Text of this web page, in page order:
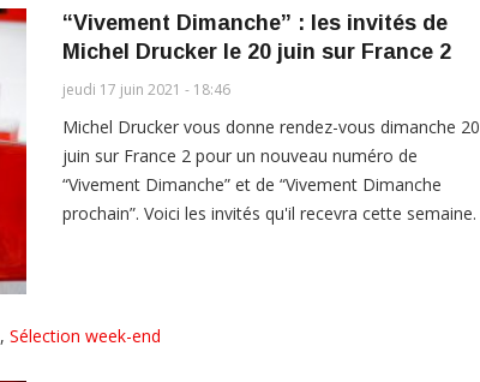
“Vivement Dimanche” : les invités de
Michel Drucker le 20 juin sur France 2
jeudi 17 juin 2021 - 18:46
Michel Drucker vous donne rendez-vous dimanche 20
juin sur France 2 pour un nouveau numéro de
“Vivement Dimanche” et de “Vivement Dimanche
prochain”. Voici les invités qu'il recevra cette semaine.
, Sélection week-end